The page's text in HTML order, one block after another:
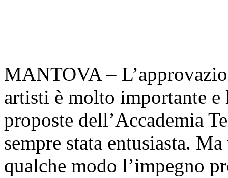
MANTOVA –
artisti è molto importante
proposte dell’Accademia
sempre stata entusiasta.
qualche modo l’impegno